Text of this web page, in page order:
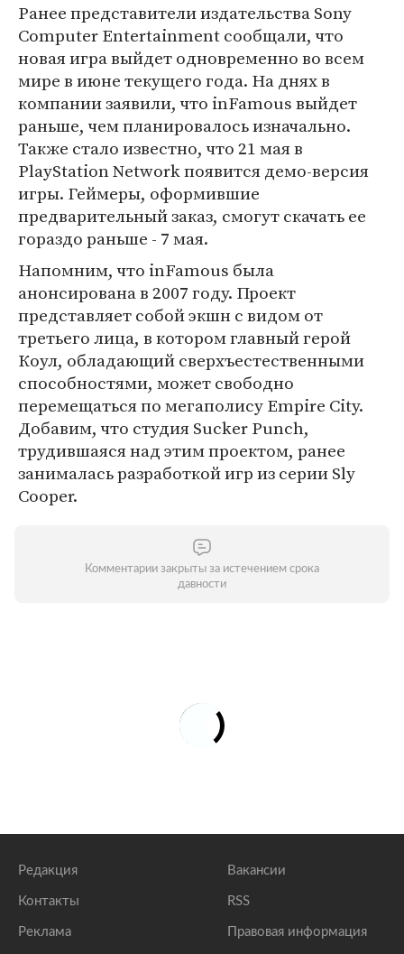
Ранее представители издательства Sony
Computer Entertainment сообщали, что
новая игра выйдет одновременно во всем
мире в июне текущего года. На днях в
компании заявили, что inFamous выйдет
раньше, чем планировалось изначально.
Также стало известно, что 21 мая в
PlayStation Network появится демо-версия
игры. Геймеры, оформившие
предварительный заказ, смогут скачать ее
гораздо раньше - 7 мая.
Напомним, что inFamous была
анонсирована в 2007 году. Проект
представляет собой экшн с видом от
третьего лица, в котором главный герой
Коул, обладающий сверхъестественными
способностями, может свободно
перемещаться по мегаполису Empire City.
Добавим, что студия Sucker Punch,
трудившаяся над этим проектом, ранее
занималась разработкой игр из серии Sly
Cooper.
Комментарии закрыты за истечением срока
давности
Редакция
Контакты
Реклама
Вакансии
RSS
Правовая информация